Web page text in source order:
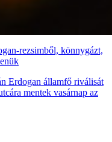
rezsimből, könnygázt,
Erdogan államfő riválisát
mentek vasárnap az